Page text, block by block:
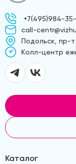
+7(495)984-
call-
Подольск, пр-
Kолл-центр
Каталог